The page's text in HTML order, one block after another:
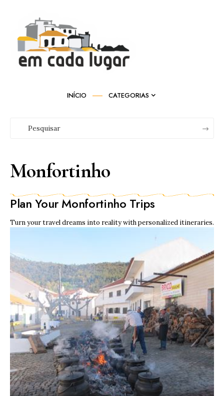
INÍCIO CATEGORIAS
Monfortinho
Plan Your Monfortinho Trips
Turn your travel dreams into reality with personalized itineraries.